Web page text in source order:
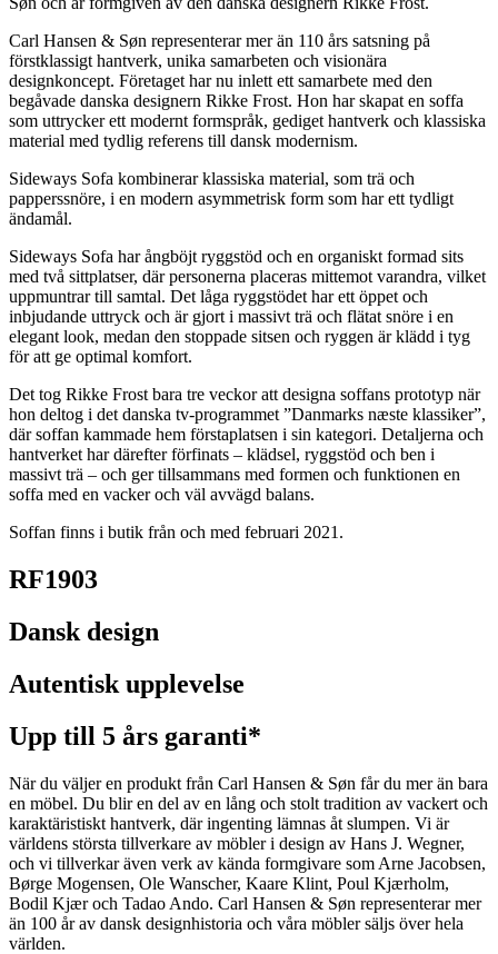
Carl Hansen & Søn representerar mer än 110 års satsning på
förstklassigt hantverk, unika samarbeten och visionära
designkoncept. Företaget har nu inlett ett samarbete med den
begåvade danska designern Rikke Frost. Hon har skapat en soffa
som uttrycker ett modernt formspråk, gediget hantverk och klassiska
material med tydlig referens till dansk modernism.
Sideways Sofa kombinerar klassiska material, som trä och
papperssnöre, i en modern asymmetrisk form som har ett tydligt
ändamål.
Sideways Sofa har ångböjt ryggstöd och en organiskt formad sits
med två sittplatser, där personerna placeras mittemot varandra, vilket
uppmuntrar till samtal. Det låga ryggstödet har ett öppet och
inbjudande uttryck och är gjort i massivt trä och flätat snöre i en
elegant look, medan den stoppade sitsen och ryggen är klädd i tyg
för att ge optimal komfort.
Det tog Rikke Frost bara tre veckor att designa soffans prototyp när
hon deltog i det danska tv-programmet ”Danmarks næste klassiker”,
där soffan kammade hem förstaplatsen i sin kategori. Detaljerna och
hantverket har därefter förfinats – klädsel, ryggstöd och ben i
massivt trä – och ger tillsammans med formen och funktionen en
soffa med en vacker och väl avvägd balans.
Soffan finns i butik från och med februari 2021.
RF1903
Dansk design
Autentisk upplevelse
Upp till 5 års garanti*
När du väljer en produkt från Carl Hansen & Søn får du mer än bara
en möbel. Du blir en del av en lång och stolt tradition av vackert och
karaktäristiskt hantverk, där ingenting lämnas åt slumpen. Vi är
världens största tillverkare av möbler i design av Hans J. Wegner,
och vi tillverkar även verk av kända formgivare som Arne Jacobsen,
Børge Mogensen, Ole Wanscher, Kaare Klint, Poul Kjærholm,
Bodil Kjær och Tadao Ando. Carl Hansen & Søn representerar mer
än 100 år av dansk designhistoria och våra möbler säljs över hela
världen.